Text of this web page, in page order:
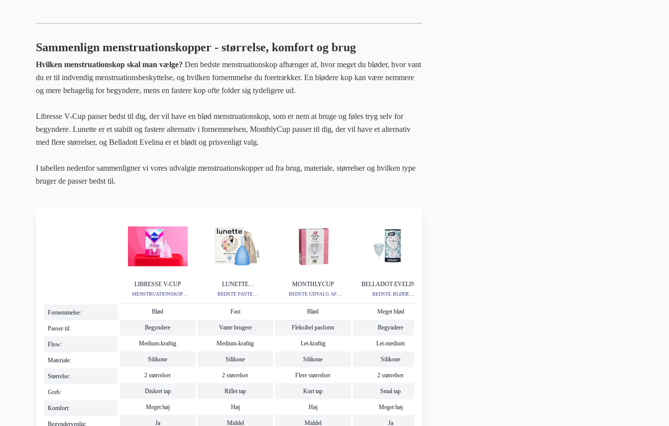
Sammenlign menstruationskopper - størrelse, komfort og brug
Hvilken menstruationskop skal man vælge? Den bedste menstruationskop afhænger af, hvor meget du bløder, hvor vant
du er til indvendig menstruationsbeskyttelse, og hvilken fornemmelse du foretrækker. En blødere kop kan være nemmere
og mere behagelig for begyndere, mens en fastere kop ofte folder sig tydeligere ud.
Libresse V-Cup passer bedst til dig, der vil have en blød menstruationskop, som er nem at bruge og føles tryg selv for
begyndere. Lunette er et stabilt og fastere alternativ i fornemmelsen, MonthlyCup passer til dig, der vil have et alternativ
med flere størrelser, og Belladott Evelina er et blødt og prisvenligt valg.
I tabellen nedenfor sammenligner vi vores udvalgte menstruationskopper ud fra brug, materiale, størrelser og hvilken type
bruger de passer bedst til.
Fornemmelse:
Passer til:
Flow:
Materiale:
Størrelse:
Greb:
Komfort:
Begyndervenlig:
LIBRESSE V-CUP
MENSTRUATIONSKOP
Blød
Begyndere
Medium-kraftig
Silikone
2 størrelser
Diskret tap
Meget høj
Ja
LUNETTE
MENSTRUATIONSKOP
BEDSTE FASTE
Fast
Vante brugere
Medium-kraftig
Silikone
2 størrelser
Riflet tap
Høj
Middel
MONTHLYCUP
BEDSTE UDVALG AF
Blød
Fleksibel pasform
Let-kraftig
Silikone
Flere størrelser
Kort tap
Høj
Middel
BELLADOT EVELINA
BEDSTE BLØDE
Meget blød
Begyndere
Let-medium
Silikone
2 størrelser
Smal tap
Meget høj
Ja